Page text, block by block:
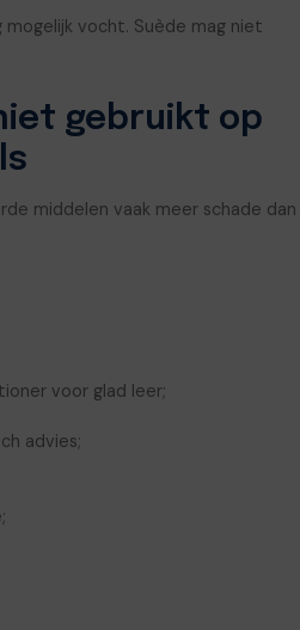
mogelijk vocht. Suède mag niet
gebruikt op
middelen vaak meer schade dan
voor glad leer;
advies;